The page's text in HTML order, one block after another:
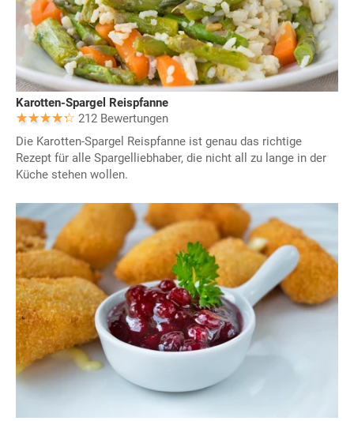
Karotten-Spargel Reispfanne
212 Bewertungen
Die Karotten-Spargel Reispfanne ist genau das richtige
Rezept für alle Spargelliebhaber, die nicht all zu lange in der
Küche stehen wollen.